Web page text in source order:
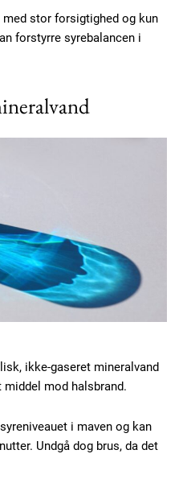
Plans
med stor forsigtighed og kun
forstyrre syrebalancen i
ikke-gaseret mineralvand
mod halsbrand.
i maven og kan
Undgå dog brus, da det